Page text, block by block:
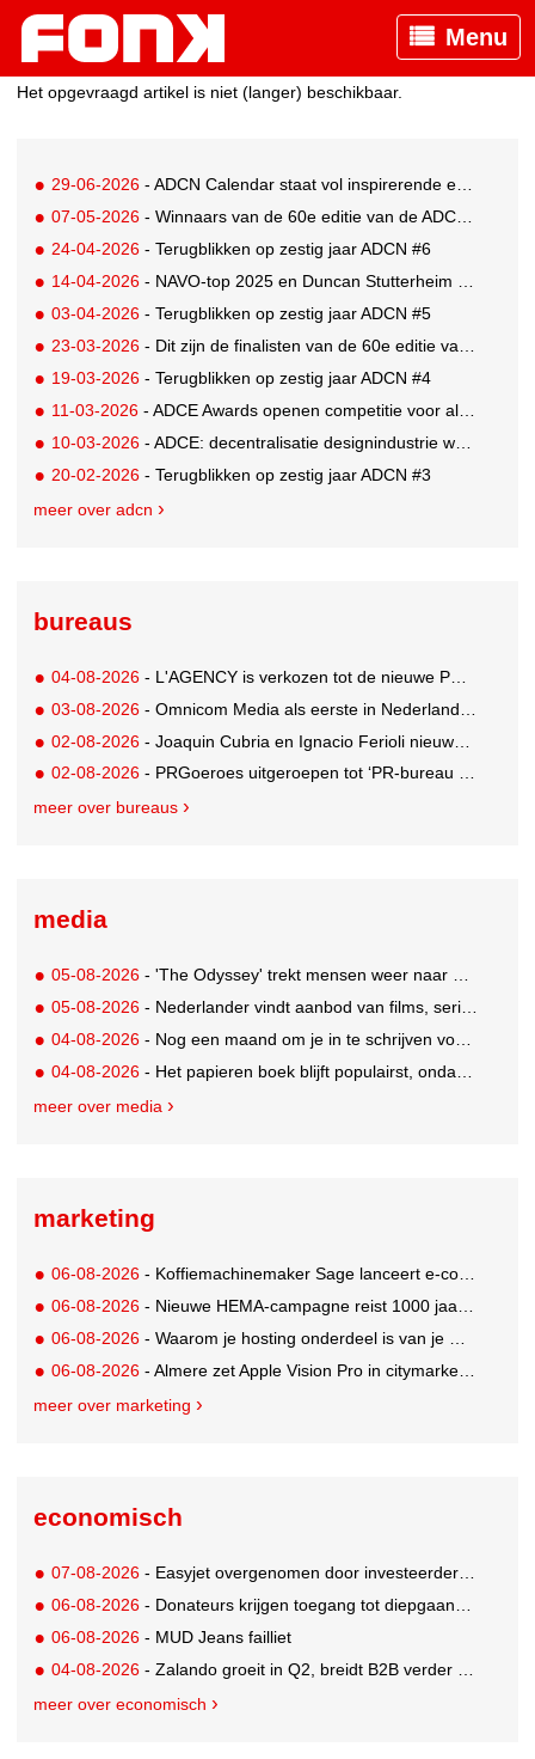
Menu
Het opgevraagd artikel is niet (langer) beschikbaar.
29-06-2026 - ADCN Calendar staat vol inspirerende en informatieve evenementen
07-05-2026 - Winnaars van de 60e editie van de ADCN Awards bekend!
24-04-2026 - Terugblikken op zestig jaar ADCN #6
14-04-2026 - NAVO-top 2025 en Duncan Stutterheim vallen in de prijzen bij Gouden Giraffe Awards
03-04-2026 - Terugblikken op zestig jaar ADCN #5
23-03-2026 - Dit zijn de finalisten van de 60e editie van de ADCN Awards
19-03-2026 - Terugblikken op zestig jaar ADCN #4
11-03-2026 - ADCE Awards openen competitie voor alle inzendingen uit 34 Europese shows
10-03-2026 - ADCE: decentralisatie designindustrie wordt een blijvertje
20-02-2026 - Terugblikken op zestig jaar ADCN #3
meer over adcn
bureaus
04-08-2026 - L'AGENCY is verkozen tot de nieuwe PR-partner van KoRo
03-08-2026 - Omnicom Media als eerste in Nederland actief met advertenties in ChatGPT
02-08-2026 - Joaquin Cubria en Ignacio Ferioli nieuwe Global CCO’s GUT, Renata Neumann Global Head of Production
02-08-2026 - PRGoeroes uitgeroepen tot ‘PR-bureau van het jaar 2026’
meer over bureaus
media
05-08-2026 - 'The Odyssey' trekt mensen weer naar de bioscoop
05-08-2026 - Nederlander vindt aanbod van films, series en sport vaak versnipperd
04-08-2026 - Nog een maand om je in te schrijven voor de Mercurs 2026
04-08-2026 - Het papieren boek blijft populairst, ondanks digitale alternatieven
meer over media
marketing
06-08-2026 - Koffiemachinemaker Sage lanceert e-commerceplatform voor koffieliefhebbers
06-08-2026 - Nieuwe HEMA-campagne reist 1000 jaar terug in de tijd naar 'Hemastein'
06-08-2026 - Waarom je hosting onderdeel is van je merkstrategie
06-08-2026 - Almere zet Apple Vision Pro in citymarketing
meer over marketing
economisch
07-08-2026 - Easyjet overgenomen door investeerder Apollo
06-08-2026 - Donateurs krijgen toegang tot diepgaandere informatie over goede doelen
06-08-2026 - MUD Jeans failliet
04-08-2026 - Zalando groeit in Q2, breidt B2B verder uit en innoveert met AI
meer over economisch